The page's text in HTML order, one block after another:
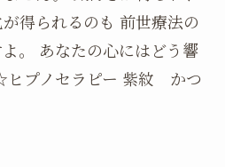
得られるのも 前世療法の
。 あなたの心にはどう響
ヒプノセラピー 紫紋 かつ